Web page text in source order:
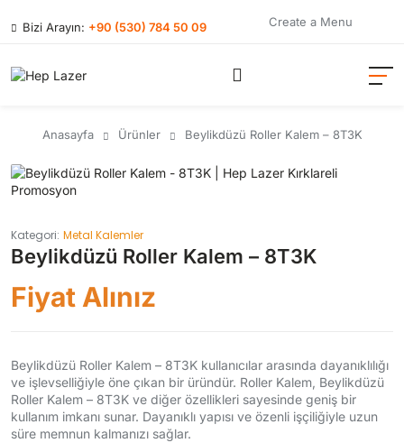
Bizi Arayın: +90 (530) 784 50 09 Create a Menu
Anasayfa Ürünler Beylikdüzü Roller Kalem – 8T3K
Kategori: Metal Kalemler
Beylikdüzü Roller Kalem – 8T3K
Fiyat Alınız
Beylikdüzü Roller Kalem – 8T3K kullanıcılar arasında dayanıklılığı
ve işlevselliğiyle öne çıkan bir üründür. Roller Kalem, Beylikdüzü
Roller Kalem – 8T3K ve diğer özellikleri sayesinde geniş bir
kullanım imkanı sunar. Dayanıklı yapısı ve özenli işçiliğiyle uzun
süre memnun kalmanızı sağlar.